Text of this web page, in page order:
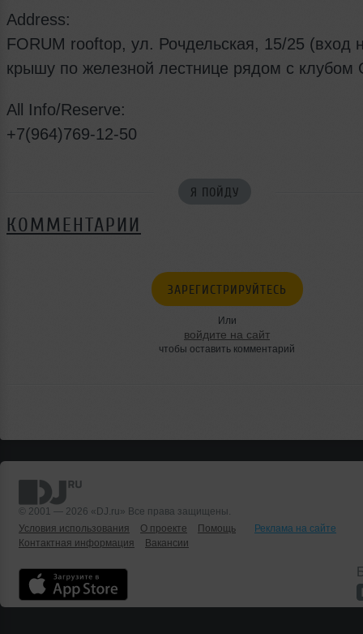
Address:
FORUM rooftop, ул. Рочдельская, 15/25 (вход
крышу по железной лестнице рядом с клубом
All Info/Reserve:
+7(964)769-12-50
Я ПОЙДУ
КОММЕНТАРИИ
ЗАРЕГИСТРИРУЙТЕСЬ
Или
войдите на сайт
чтобы оставить комментарий
© 2001 — 2026 «DJ.ru» Все права защищены.
Условия использования
О проекте Помощь
Реклама на сайте
Контактная информация
Вакансии